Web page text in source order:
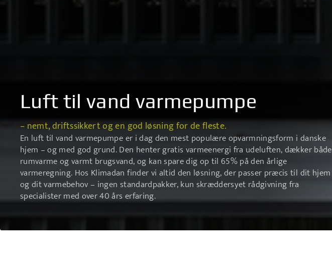
Luft til vand varmepumpe
– nemt, driftssikkert og en god løsning for de fleste.
En luft til vand varmepumpe er i dag den mest populære opvarmningsform i danske
hjem – og med god grund. Den henter gratis varmeenergi fra udeluften, dækker både
rumvarme og varmt brugsvand, og kan spare dig op til 65% på den årlige
varmeregning. Hos Klimadan finder vi altid den løsning, der passer præcis til dit hjem
og dit varmebehov – ingen standardpakker, kun skræddersyet rådgivning fra
specialister med over 40 års erfaring.